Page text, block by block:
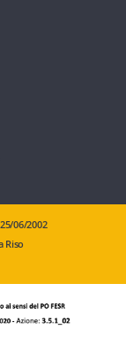
06/2002
Riso